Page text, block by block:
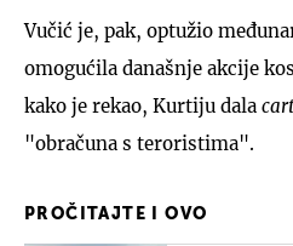
Vučić je, pak, optužio
omogućila današnje akcije
kako je rekao, Kurtiju dala
"obračuna s teroristima".
PROČITAJTE I OVO